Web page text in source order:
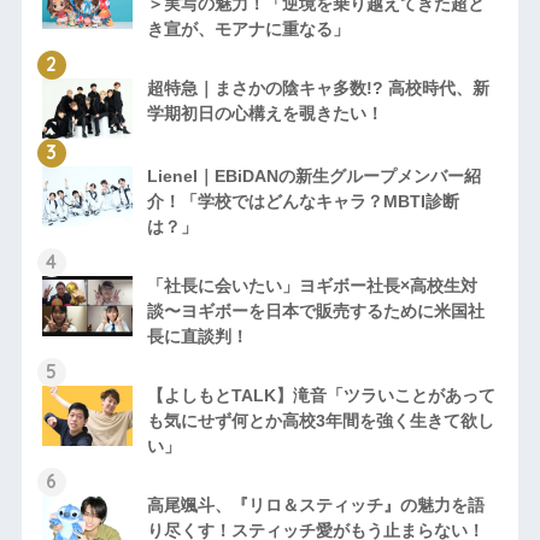
き宣が、モアナに重なる」
超特急｜まさかの陰キャ多数!? 高校時代、新
学期初日の心構えを覗きたい！
Lienel｜EBiDANの新生グループメンバー紹
介！「学校ではどんなキャラ？MBTI診断
は？」
「社長に会いたい」ヨギボー社長×高校生対
談〜ヨギボーを日本で販売するために米国社
長に直談判！
【よしもとTALK】滝音「ツラいことがあって
も気にせず何とか高校3年間を強く生きて欲し
い」
高尾颯斗、『リロ＆スティッチ』の魅力を語
り尽くす！スティッチ愛がもう止まらない！